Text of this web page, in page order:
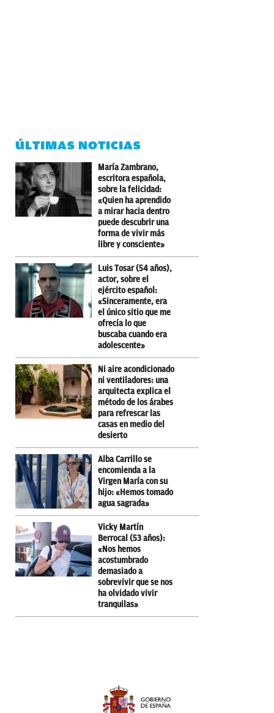
ÚLTIMAS NOTICIAS
María Zambrano,
escritora española,
sobre la felicidad:
«Quien ha aprendido
a mirar hacia dentro
puede descubrir una
forma de vivir más
libre y consciente»
Luis Tosar (54 años),
actor, sobre el
ejército español:
«Sinceramente, era
el único sitio que me
ofrecía lo que
buscaba cuando era
adolescente»
Ni aire acondicionado
ni ventiladores: una
arquitecta explica el
método de los árabes
para refrescar las
casas en medio del
desierto
Alba Carrillo se
encomienda a la
Virgen María con su
hijo: «Hemos tomado
agua sagrada»
Vicky Martín
Berrocal (53 años):
«Nos hemos
acostumbrado
demasiado a
sobrevivir que se nos
ha olvidado vivir
tranquilas»